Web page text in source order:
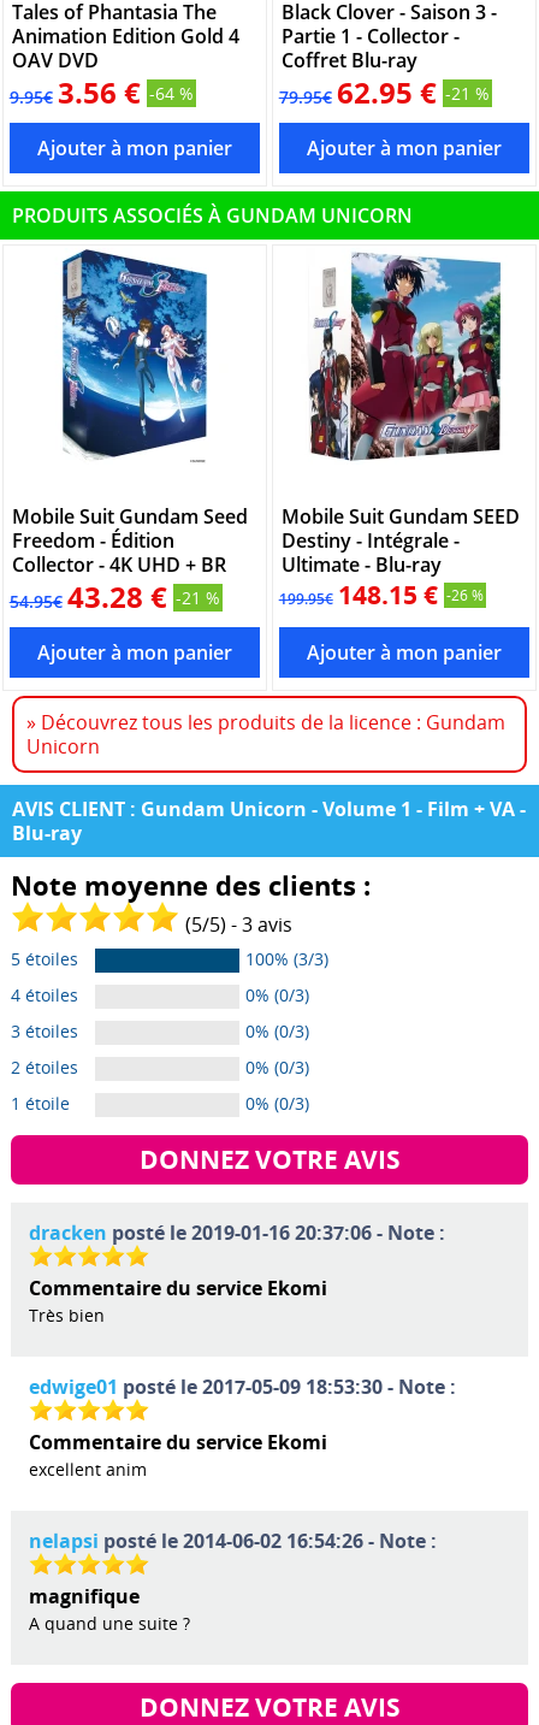
Tales of Phantasia The
Animation Edition Gold 4
OAV DVD
9.95€ 3.56 € -64 %
Black Clover - Saison 3 -
Partie 1 - Collector -
Coffret Blu-ray
79.95€ 62.95 € -21 %
PRODUITS ASSOCIÉS À GUNDAM UNICORN
Mobile Suit Gundam Seed
Freedom - Édition
Collector - 4K UHD + BR
54.95€ 43.28 € -21 %
Mobile Suit Gundam SEED
Destiny - Intégrale -
Ultimate - Blu-ray
199.95€ 148.15 € -26 %
» Découvrez tous les produits de la licence : Gundam
Unicorn
AVIS CLIENT : Gundam Unicorn - Volume 1 - Film + VA -
Blu-ray
Note moyenne des clients :
(5/5) -3avis
5 étoiles
100% (3/3)
4 étoiles
0% (0/3)
3 étoiles
0% (0/3)
2 étoiles
0% (0/3)
1 étoile
0% (0/3)
DONNEZ VOTRE AVIS
dracken posté le 2019-01-16 20:37:06 - Note :
Commentaire du service Ekomi
Très bien
edwige01 posté le 2017-05-09 18:53:30 - Note :
Commentaire du service Ekomi
excellent anim
nelapsi posté le 2014-06-02 16:54:26 - Note :
magnifique
A quand une suite ?
DONNEZ VOTRE AVIS